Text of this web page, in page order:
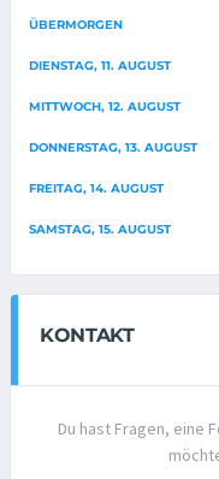
ÜBERMORGEN
DIENSTAG, 11. AUGUST
MITTWOCH, 12. AUGUST
DONNERSTAG, 13. AUGUST
FREITAG, 14. AUGUST
SAMSTAG, 15. AUGUST
KONTAKT
Du hast Fragen, eine